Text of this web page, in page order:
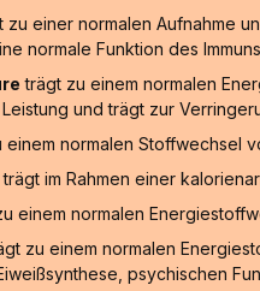
zu einer normalen Aufnahme
normale Funktion des
trägt zu einem normalen
und trägt zur
einem normalen Stoffwechsel
trägt im Rahmen einer
einem normalen
zu einem normalen
psychischen